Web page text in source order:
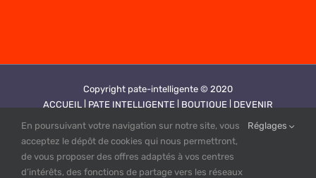
Copyright pate-intelligente © 2020
ACCUEIL | PATE INTELLIGENTE | BOUTIQUE | DEVENIR
REVENDEUR |
VIDEOS | CONTACT | PLAN DE SITE |
MENTIONS
LEGALES |
CGV |
POLITIQUE DE CONFIDENTIALITE
Création site web by PUBINLYON
En poursuivant votre navigation sur notre site, vous
acceptez le dépôt de cookies qui nous permettront,
de vous proposer des offres adaptés à vos centres
d’intérêts, des fonctions de partage vers les réseaux
Réglages